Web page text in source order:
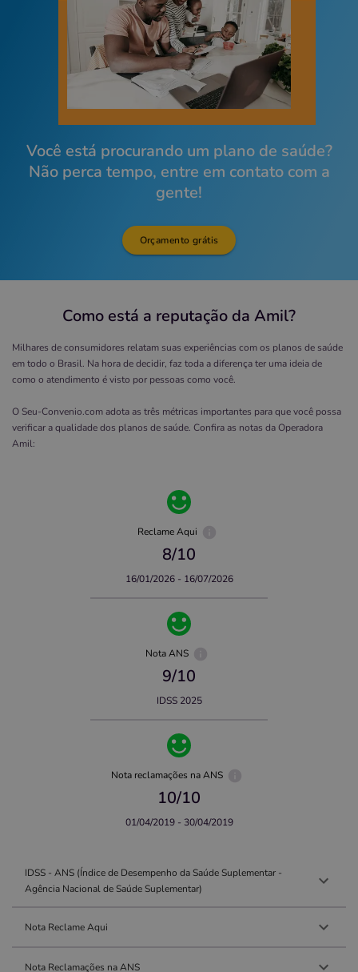
Você está procurando um plano de saúde?
Não perca tempo, entre em contato com a
gente!
Orçamento grátis
Como está a reputação da Amil?
Milhares de consumidores relatam suas experiências com os planos de saúde
em todo o Brasil. Na hora de decidir, faz toda a diferença ter uma ideia de
como o atendimento é visto por pessoas como você.
O Seu-Convenio.com adota as três métricas importantes para que você possa
verificar a qualidade dos planos de saúde. Confira as notas da Operadora
Amil:
Reclame Aqui
8/10
16/01/2026 - 16/07/2026
Nota ANS
9/10
IDSS 2025
Nota reclamações na ANS
10/10
01/04/2019 - 30/04/2019
IDSS - ANS (Índice de Desempenho da Saúde Suplementar -
Agência Nacional de Saúde Suplementar)
Nota Reclame Aqui
Nota Reclamações na ANS